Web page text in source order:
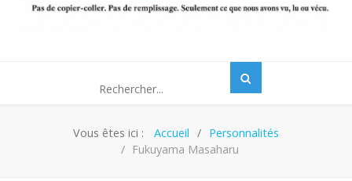
Vous êtes ici : Accueil
Personnalités
Fukuyama Masaharu